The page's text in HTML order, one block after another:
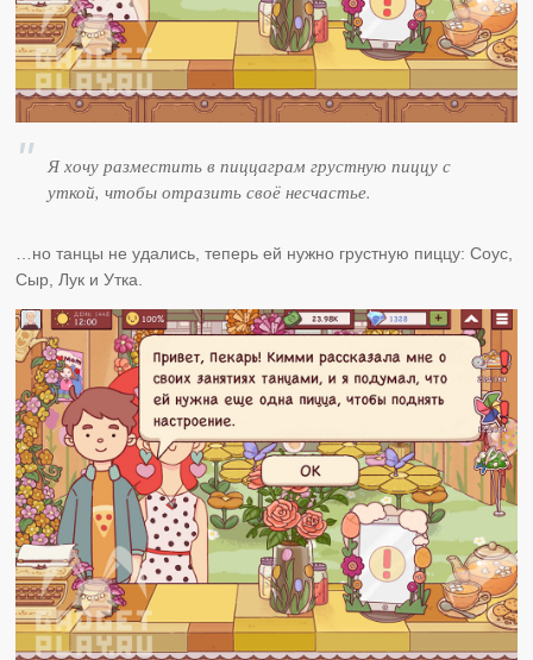
Я хочу разместить в пиццаграм грустную пиццу с
уткой, чтобы отразить своё несчастье.
…но танцы не удались, теперь ей нужно грустную пиццу: Соус,
Сыр, Лук и Утка.